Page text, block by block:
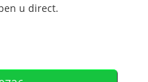
u direct.